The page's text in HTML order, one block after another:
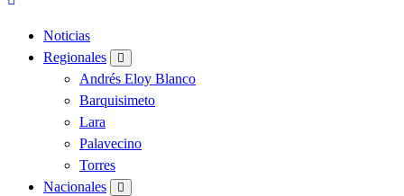
Noticias
Regionales
Andrés Eloy Blanco
Barquisimeto
Lara
Palavecino
Torres
Nacionales